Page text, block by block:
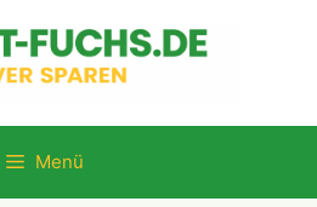
Menü